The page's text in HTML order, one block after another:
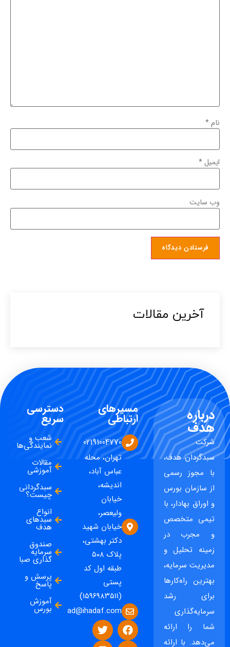
نام*
ایمیل*
وب‌ سایت
آخرین مقالات​
درباره
هدف
شرکت
سبدگردان هدف،
با مجوز رسمی
از سازمان بورس
و اوراق بهادار، با
تیمی متخصص
و مجرب در
زمینه تحلیل و
مدیریت سرمایه،
بهترین راه‌کارها
برای رشد
سرمایه‌گذاری
شما را ارائه
می‌دهد. با ارائه
مسیرهای
ارتباطی
02191004770
تهران، محله
عباس آباد،
اندیشه،
خیابان
ولیعصر،
خیابان شهید
دکتر بهشتی،
پلاک ۵۰۸
طبقه اول کد
پستی
(۱۵۹۶۹۸۳۵۱۱)
ad@ihadaf.com
دسترسی
سریع
شعب و
نمایندگی‌ها
مقالات
آموزشی
سبدگردانی
چیست؟
انواع
سبدهای
هدف
صندوق
سرمایه
گذاری صبا
پرسش و
پاسخ
آموزش
بورس